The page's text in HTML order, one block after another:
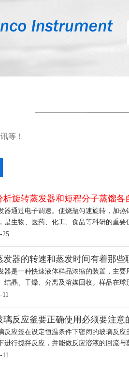
等！
析旋转蒸发器和短程分子蒸馏各
器通过电子调速。使烧瓶匀速旋转，加
是生物、医药、化工、食品等科研的重
25
发器的转速和蒸发时间有着那些
器是一种快速液体样品浓缩的装置，主
结晶、干燥、分离及溶媒回收。样品在
11
璃反应釜要正确使用必须要注意
反应釜在设定恒温条件下密闭的玻璃反
进行搅拌反应，并能做反应溶液的回流
11